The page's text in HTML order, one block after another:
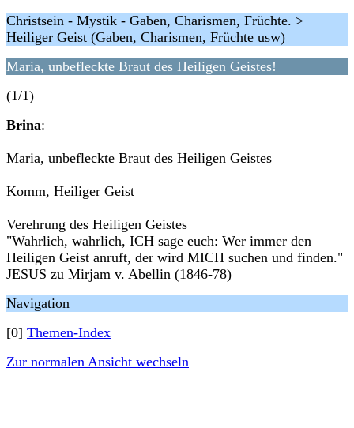
Christsein - Mystik - Gaben, Charismen, Früchte. >
Heiliger Geist (Gaben, Charismen, Früchte usw)
Maria, unbefleckte Braut des Heiligen Geistes!
(1/1)
Brina:
Maria, unbefleckte Braut des Heiligen Geistes
Komm, Heiliger Geist
Verehrung des Heiligen Geistes
"Wahrlich, wahrlich, ICH sage euch: Wer immer den
Heiligen Geist anruft, der wird MICH suchen und finden."
JESUS zu Mirjam v. Abellin (1846-78)
Navigation
[0] Themen-Index
Zur normalen Ansicht wechseln